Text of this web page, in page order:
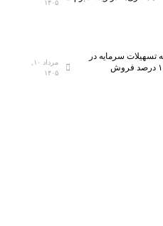
۱۴۰۵
تسهیلات سرمایه در
گردش تا سقف ۱۰۰ درصد فروش
مرداد ۱۰,
۱۴۰۵